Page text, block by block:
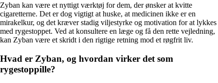
Zyban kan være et nyttigt værktøj for dem, der ønsker at kvitte
cigaretterne. Det er dog vigtigt at huske, at medicinen ikke er en
mirakelkur, og det kræver stadig viljestyrke og motivation for at lykkes
med rygestoppet. Ved at konsultere en læge og få den rette vejledning,
kan Zyban være et skridt i den rigtige retning mod et røgfrit liv.
Hvad er Zyban, og hvordan virker det som
rygestoppille?